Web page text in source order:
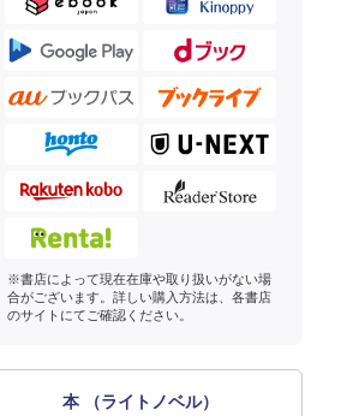
※書店によって現在在庫や取り扱いがない場
合がございます。詳しい購入方法は、各書店
のサイトにてご確認ください。
本 （ライトノベル）